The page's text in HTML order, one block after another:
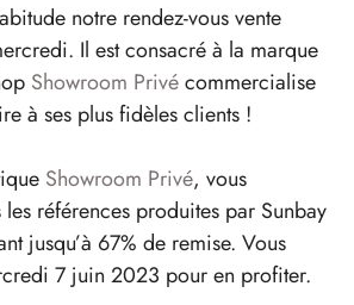
notre rendez-vous vente
Il est consacré à la marque
Showroom Privécommercialise
à ses plus fidèles clients !
Showroom Privé, vous
les références produites par Sunbay
jusqu’à 67% de remise. Vous
7 juin 2023 pour en profiter.